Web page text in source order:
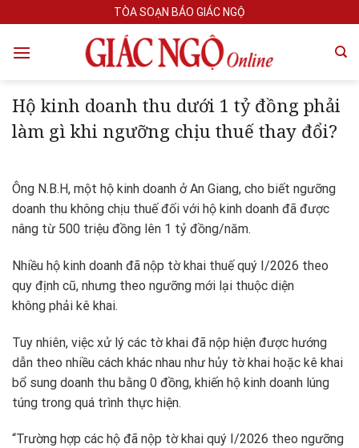
to
content
TÒA SOẠN BÁO GIÁC NGỘ
Hộ kinh doanh thu dưới 1 tỷ đồng phải
làm gì khi ngưỡng chịu thuế thay đổi?
Ông N.B.H, một hộ kinh doanh ở An Giang, cho biết ngưỡng
doanh thu không chịu thuế đối với hộ kinh doanh đã được
nâng từ 500 triệu đồng lên 1 tỷ đồng/năm.
Nhiều hộ kinh doanh đã nộp tờ khai thuế quý I/2026 theo
quy định cũ, nhưng theo ngưỡng mới lại thuộc diện
không phải kê khai.
Tuy nhiên, việc xử lý các tờ khai đã nộp hiện được hướng
dẫn theo nhiều cách khác nhau như hủy tờ khai hoặc kê khai
bổ sung doanh thu bằng 0 đồng, khiến hộ kinh doanh lúng
túng trong quá trình thực hiện.
“Trường hợp các hộ đã nộp tờ khai quý I/2026 theo ngưỡng